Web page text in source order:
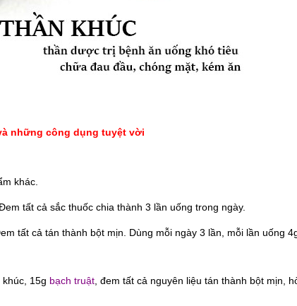
những công dụng tuyệt vời
khác.
tất cả sắc thuốc chia thành 3 lần uống trong ngày.
tất cả tán thành bột mịn. Dùng mỗi ngày 3 lần, mỗi lần uống
15g bạch truật , đem tất cả nguyên liệu tán thành bột mịn,